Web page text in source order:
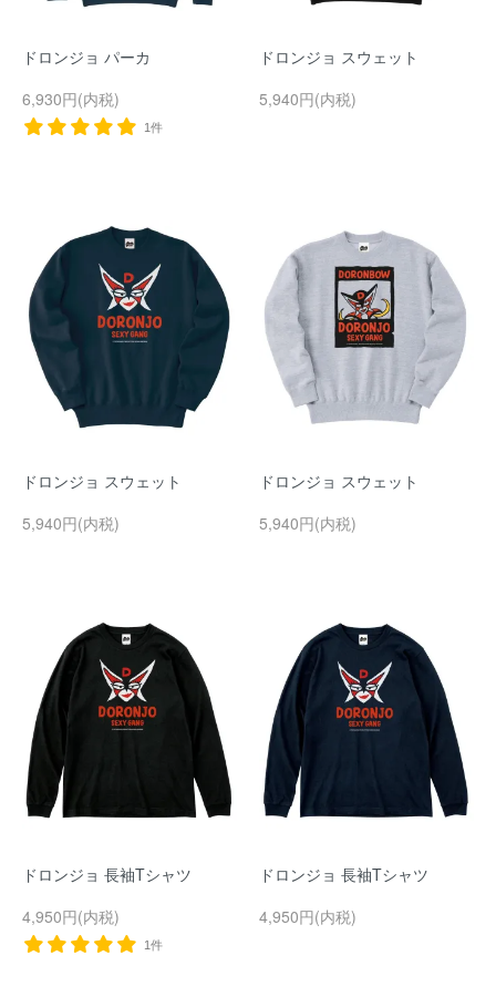
ドロンジョ パーカ
6,930円(内税)
1件
ドロンジョ スウェット
5,940円(内税)
ドロンジョ スウェット
5,940円(内税)
ドロンジョ スウェット
5,940円(内税)
ドロンジョ 長袖Tシャツ
4,950円(内税)
1件
ドロンジョ 長袖Tシャツ
4,950円(内税)